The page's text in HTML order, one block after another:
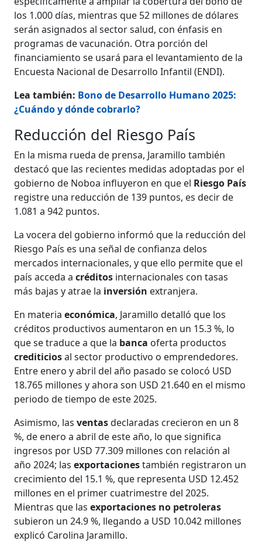
los 1.000 días, mientras que 52 millones de dólares
serán asignados al sector salud, con énfasis en
programas de vacunación. Otra porción del
financiamiento se usará para el levantamiento de la
Encuesta Nacional de Desarrollo Infantil (ENDI).
Lea también: Bono de Desarrollo Humano 2025:
¿Cuándo y dónde cobrarlo?
Reducción del Riesgo País
En la misma rueda de prensa, Jaramillo también
destacó que las recientes medidas adoptadas por el
gobierno de Noboa influyeron en que el Riesgo País
registre una reducción de 139 puntos, es decir de
1.081 a 942 puntos.
La vocera del gobierno informó que la reducción del
Riesgo País es una señal de confianza delos
mercados internacionales, y que ello permite que el
país acceda acréditos internacionales con tasas
más bajas y atrae la inversión extranjera.
En materiaeconómica, Jaramillo detalló que los
créditos productivos aumentaron en un 15.3 %, lo
que se traduce a que la banca oferta productos
crediticiosal sector productivo o emprendedores.
Entre enero y abril del año pasado se colocó USD
18.765 millones y ahora son USD 21.640 en el mismo
periodo de tiempo de este 2025.
Asimismo, lasventasdeclaradas crecieron en un 8
%, de enero a abril de este año, lo que significa
ingresos por USD 77.309 millones con relación al
año 2024; lasexportacionestambién registraron un
crecimiento del 15.1 %, que representa USD 12.452
millones en el primer cuatrimestre del 2025.
Mientras que lasexportaciones no petroleras
subieron un 24.9 %, llegando a USD 10.042 millones
explicó Carolina Jaramillo.